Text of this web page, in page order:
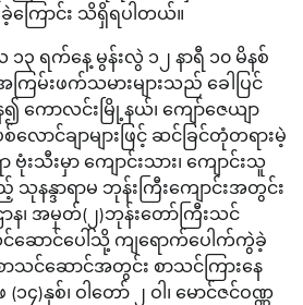
ြောင်း သိရှိရပါတယ်။
၁၃ ရက်နေ့ မွန်းလွဲ ၁၂ နာရီ ၁၀ မိနစ်
ြမ်းဖက်သမားများသည် ခေါပြင်
၍ ကောလင်းမြို့နယ်၊ ကျော်ဇေယျာ
ာင်ချာများဖြင့် ဆင်ခြင်တုံတရားမဲ့
းသီးမှာ ကျောင်းသား၊ ကျောင်းသူ
သုနန္ဒာရာမ ဘုန်းကြီးကျောင်းအတွင်း
ာန၊ အမှတ်(၂)ဘုန်းတော်ကြီးသင်
င်ဆောင်ပေါ်သို့ ကျရောက်ပေါက်ကွဲခဲ့
ာသင်ဆောင်အတွင်း စာသင်ကြားနေ
နှစ်၊ ဝါတော် ၂ ဝါ၊ မောင်ဇင်ဝဏ္ဏ